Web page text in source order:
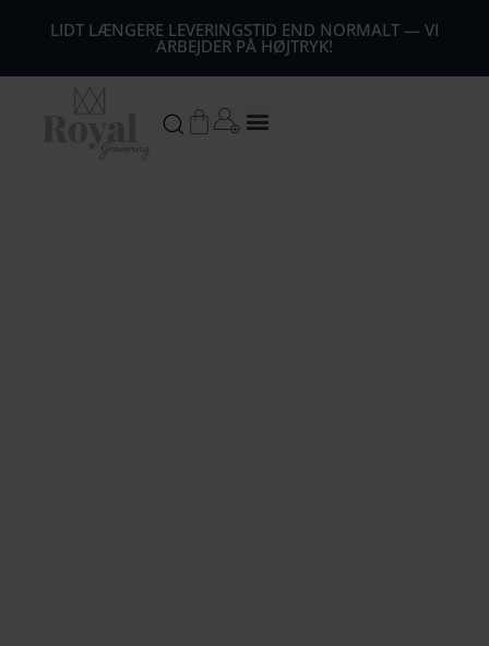
LIDT LÆNGERE LEVERINGSTID END NORMALT — VI
ARBEJDER PÅ HØJTRYK!
Kurv
54